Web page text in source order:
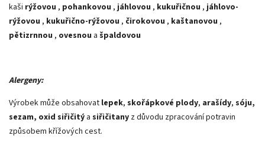
kaši rýžovou , pohankovou , jáhlovou , kukuřičnou , jáhlovo-
rýžovou , kukuřično-rýžovou , čirokovou , kaštanovou ,
pětizrnnou , ovesnou a špaldovou
Alergeny:
Výrobek může obsahovat lepek, skořápkové plody, arašídy, sóju,
sezam, oxid siřičitý a siřičitany z důvodu zpracování potravin
způsobem křížových cest.